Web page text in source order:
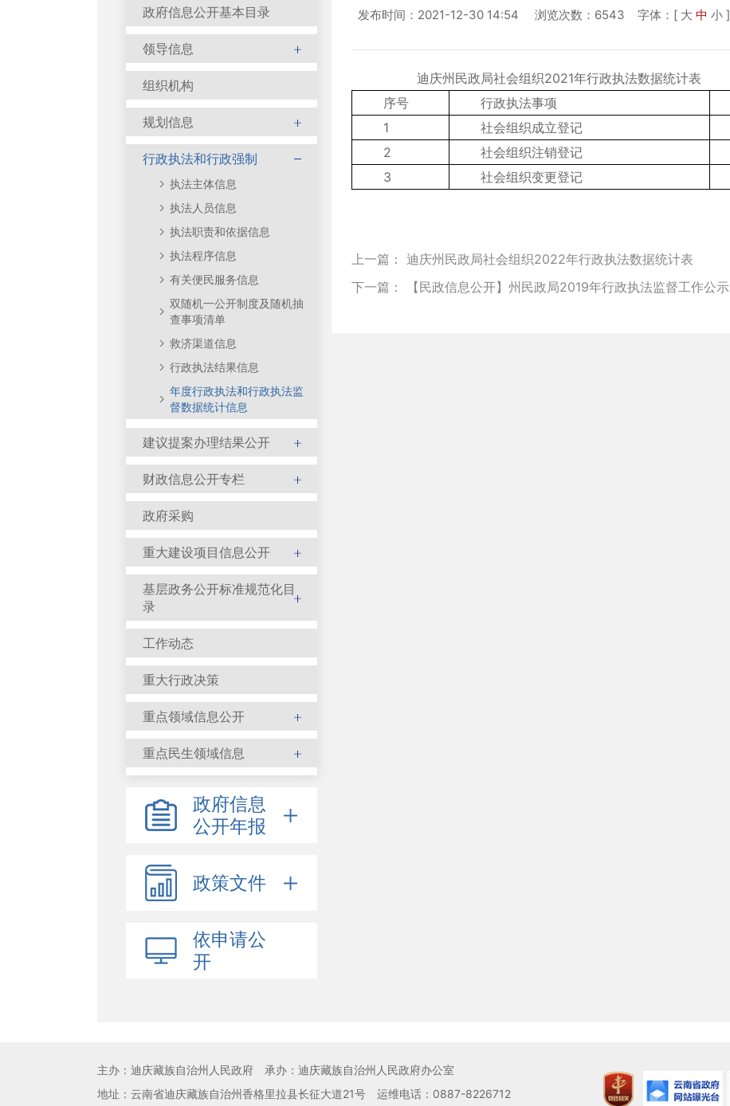
政府信息公开基本目录
领导信息
组织机构
规划信息
行政执法和行政强制
执法主体信息
执法人员信息
执法职责和依据信息
执法程序信息
有关便民服务信息
双随机一公开制度及随机抽
查事项清单
救济渠道信息
行政执法结果信息
年度行政执法和行政执法监
督数据统计信息
建议提案办理结果公开
财政信息公开专栏
政府采购
重大建设项目信息公开
基层政务公开标准规范化目
录
工作动态
重大行政决策
重点领域信息公开
重点民生领域信息
政府信息
公开年报
政策文件
依申请公
开
发布时间：2021-12-30 14:54 浏览次数：6543 字体：[ 大 中 小]
迪庆州民政局社会组织2021年行政执法数据统计表
序号
行政执法事项
1
社会组织成立登记
2
社会组织注销登记
3
社会组织变更登记
上一篇： 迪庆州民政局社会组织2022年行政执法数据统计表
下一篇：
【民政信息公开】州民政局2019年行政执法监督工作公示
主办：迪庆藏族自治州人民政府
承办：迪庆藏族自治州人民政府办公室
地址：云南省迪庆藏族自治州香格里拉县长征大道21号
运维电话：0887-8226712